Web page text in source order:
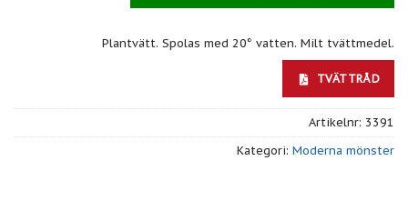
Plantvätt. Spolas med 20° vatten. Milt tvättmedel.
TVÄTTRÅD
Artikelnr: 3391
Kategori: Moderna mönster